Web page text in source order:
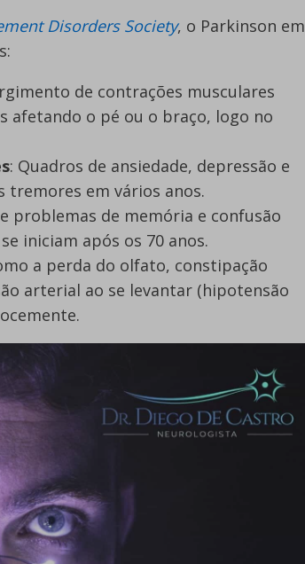
Disorders Society, o Parkinson em
de contrações musculares
afetando o pé ou o braço, logo no
: Quadros de ansiedade, depressão e
em vários anos.
problemas de memória e confusão
iniciam após os 70 anos.
a perda do olfato, constipação
arterial ao se levantar (hipotensão